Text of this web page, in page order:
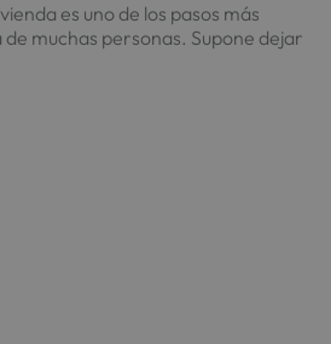
es uno de los pasos más
muchas personas. Supone dejar